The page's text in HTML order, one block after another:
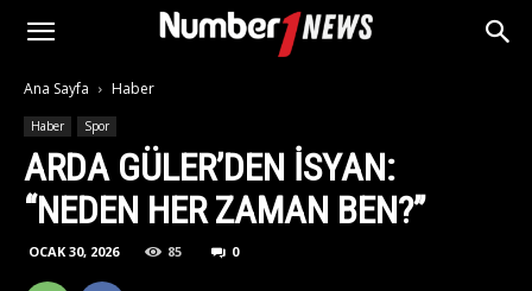
Ana Sayfa Haber
Haber Spor
ARDA GÜLER’DEN ISYAN:
“NEDEN HER ZAMAN BEN?”
OCAK 30, 2026 85 0